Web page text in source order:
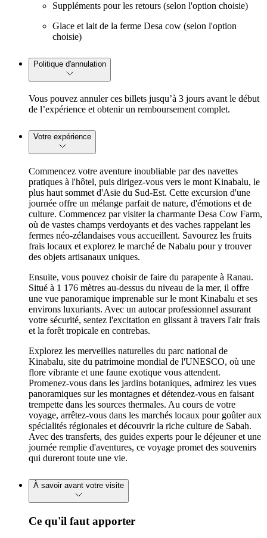
Suppléments pour les retours (selon l'option choisie)
Glace et lait de la ferme Desa cow (selon l'option
choisie)
Politique d'annulation
Vous pouvez annuler ces billets jusqu’à 3 jours avant le début
de l’expérience et obtenir un remboursement complet.
Votre expérience
Commencez votre aventure inoubliable par des navettes
pratiques à l'hôtel, puis dirigez-vous vers le mont Kinabalu, le
plus haut sommet d'Asie du Sud-Est. Cette excursion d'une
journée offre un mélange parfait de nature, d'émotions et de
culture. Commencez par visiter la charmante Desa Cow Farm,
où de vastes champs verdoyants et des vaches rappelant les
fermes néo-zélandaises vous accueillent. Savourez les fruits
frais locaux et explorez le marché de Nabalu pour y trouver
des objets artisanaux uniques.
Ensuite, vous pouvez choisir de faire du parapente à Ranau.
Situé à 1 176 mètres au-dessus du niveau de la mer, il offre
une vue panoramique imprenable sur le mont Kinabalu et ses
environs luxuriants. Avec un autocar professionnel assurant
votre sécurité, sentez l'excitation en glissant à travers l'air frais
et la forêt tropicale en contrebas.
Explorez les merveilles naturelles du parc national de
Kinabalu, site du patrimoine mondial de l'UNESCO, où une
flore vibrante et une faune exotique vous attendent.
Promenez-vous dans les jardins botaniques, admirez les vues
panoramiques sur les montagnes et détendez-vous en faisant
trempette dans les sources thermales. Au cours de votre
voyage, arrêtez-vous dans les marchés locaux pour goûter aux
spécialités régionales et découvrir la riche culture de Sabah.
Avec des transferts, des guides experts pour le déjeuner et une
journée remplie d'aventures, ce voyage promet des souvenirs
qui dureront toute une vie.
À savoir avant votre visite
Ce qu'il faut apporter